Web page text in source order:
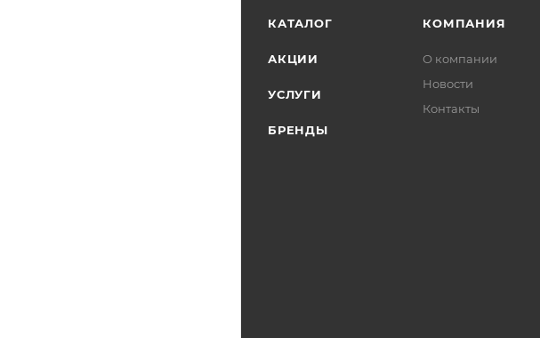
КАТАЛОГ
АКЦИИ
УСЛУГИ
БРЕНДЫ
КОМПАНИЯ
О компании
Новости
Контакты